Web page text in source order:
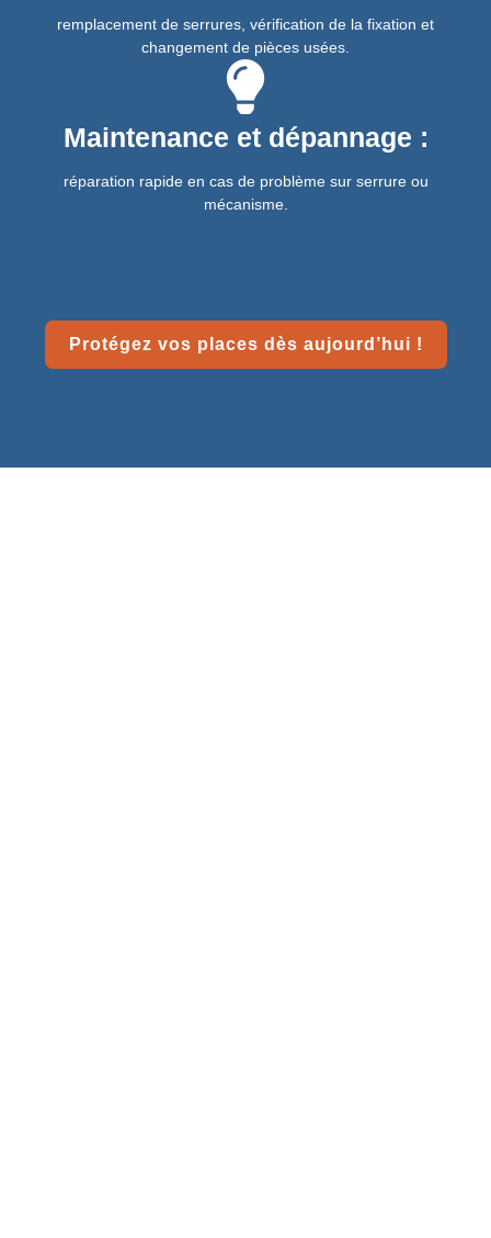
remplacement de serrures, vérification de la fixation et
changement de pièces usées.
Maintenance et dépannage :
réparation rapide en cas de problème sur serrure ou
mécanisme.
Protégez vos places dès aujourd’hui !